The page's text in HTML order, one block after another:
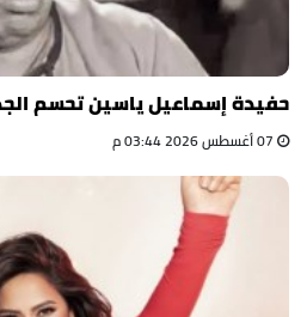
حفيدة إسماعيل ياسين تحسم